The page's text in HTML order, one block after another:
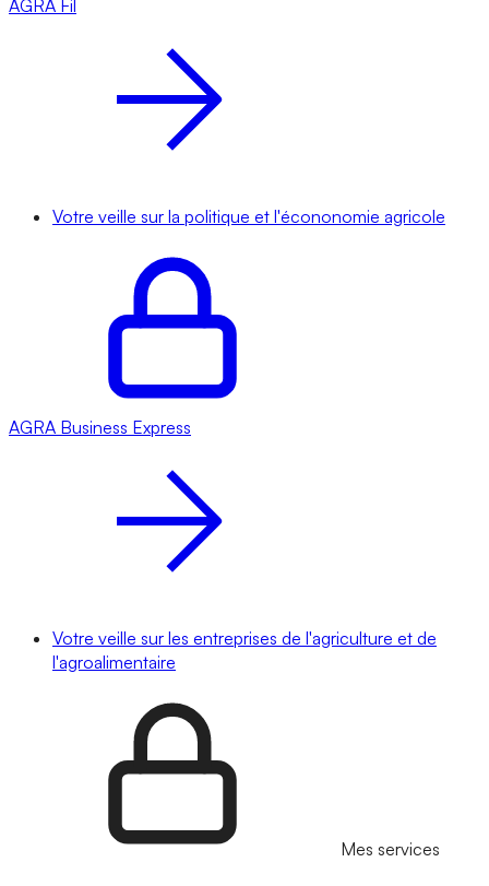
AGRA Fil
Votre veille sur la politique et l'écononomie agricole
AGRA Business Express
Votre veille sur les entreprises de l'agriculture et de
l'agroalimentaire
Mes services